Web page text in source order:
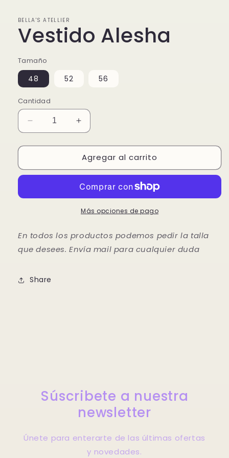
BELLA'S ATELLIER
Vestido Alesha
Tamaño
48 52 56
Cantidad
Reducir
cantidad
para
Alesha
Aumentar
cantidad
para
Vestido
Alesha
Agregar al carrito
Más opciones de pago
En todos los productos podemos pedir la talla
que desees. Envía mail para cualquier duda
Share
Súscribete a nuestra
newsletter
Únete para enterarte de las últimas ofertas
y novedades.